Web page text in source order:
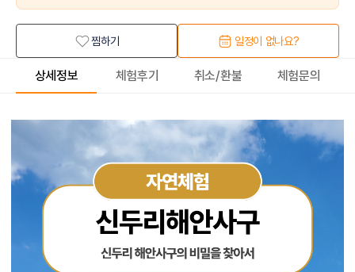
찜하기 일정이 없나요?
상세정보 체험후기 취소/환불 체험문의